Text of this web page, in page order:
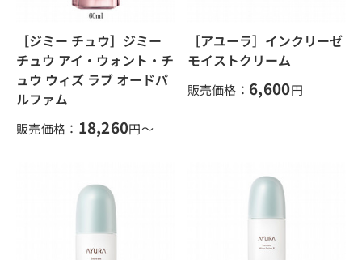
［ジミー チュウ］ジミー
チュウ アイ・ウォント・チ
ュウ ウィズ ラブ オードパ
ルファム
販売価格： 18,260円～
［アユーラ］インクリーゼ
モイストクリーム
販売価格： 6,600円